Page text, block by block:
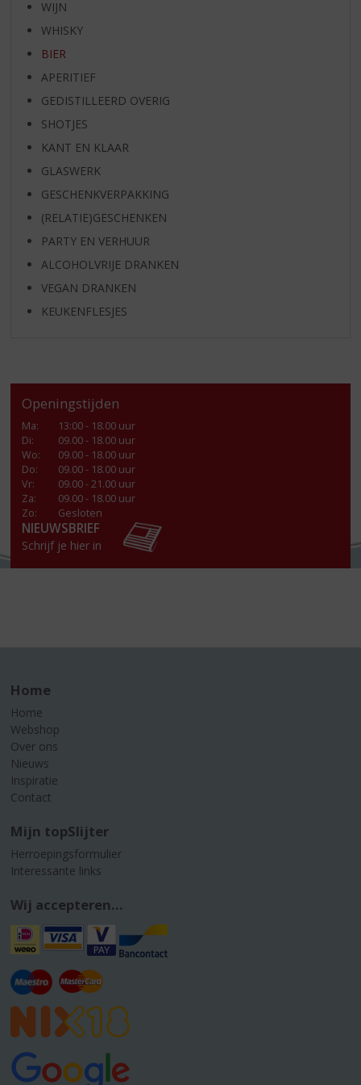
WIJN
WHISKY
BIER
APERITIEF
GEDISTILLEERD OVERIG
SHOTJES
KANT EN KLAAR
GLASWERK
GESCHENKVERPAKKING
(RELATIE)GESCHENKEN
PARTY EN VERHUUR
ALCOHOLVRIJE DRANKEN
VEGAN DRANKEN
KEUKENFLESJES
Openingstijden
Ma:
13:00 - 18.00 uur
Di:
09.00 - 18.00 uur
Wo:
09.00 - 18.00 uur
Do:
09.00 - 18.00 uur
Vr:
09.00 - 21.00 uur
Za:
09.00 - 18.00 uur
Zo:
Gesloten
NIEUWSBRIEF
Schrijf je hier in
Home
Home
Webshop
Over ons
Nieuws
Inspiratie
Contact
Mijn topSlijter
Herroepingsformulier
Interessante links
Wij accepteren...